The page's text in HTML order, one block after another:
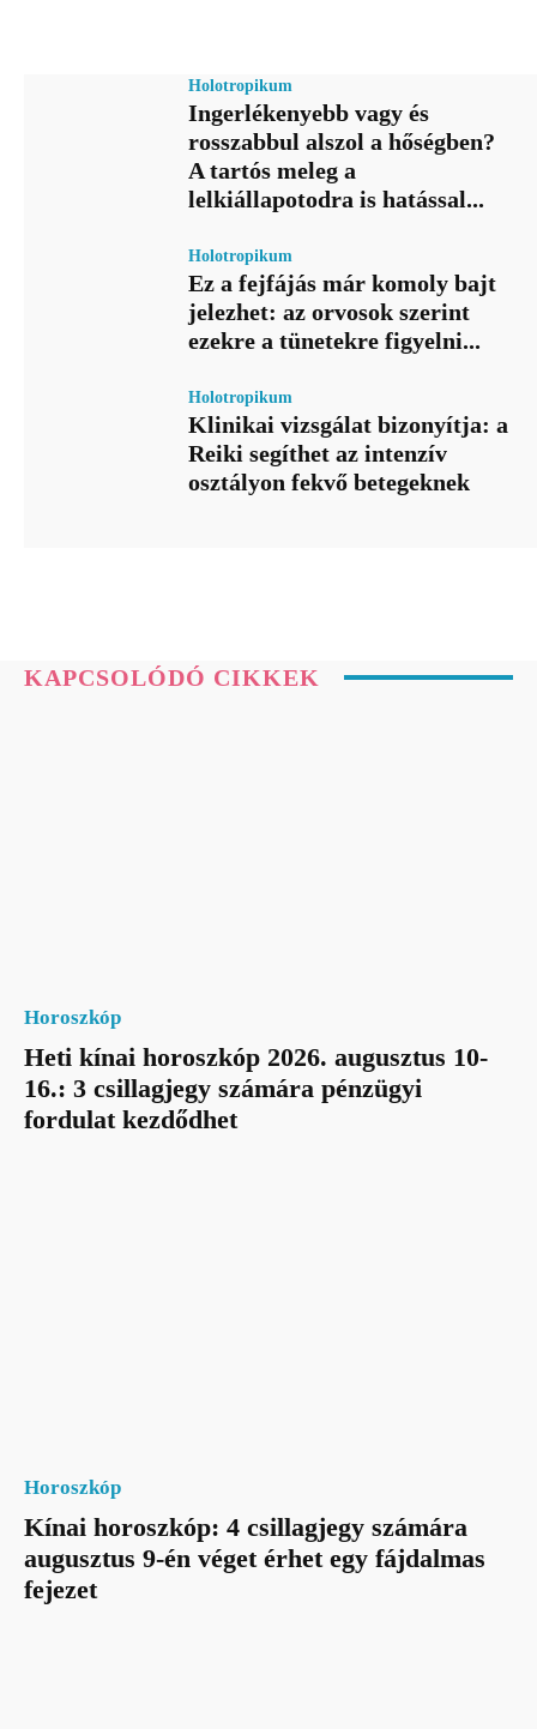
Holotropikum
Ingerlékenyebb vagy és
rosszabbul alszol a hőségben?
A tartós meleg a
lelkiállapotodra is hatással...
Holotropikum
Ez a fejfájás már komoly bajt
jelezhet: az orvosok szerint
ezekre a tünetekre figyelni...
Holotropikum
Klinikai vizsgálat bizonyítja: a
Reiki segíthet az intenzív
osztályon fekvő betegeknek
KAPCSOLÓDÓ CIKKEK
Horoszkóp
Heti kínai horoszkóp 2026. augusztus 10-
16.: 3 csillagjegy számára pénzügyi
fordulat kezdődhet
Horoszkóp
Kínai horoszkóp: 4 csillagjegy számára
augusztus 9-én véget érhet egy fájdalmas
fejezet